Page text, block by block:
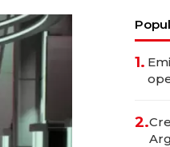
1.
2.